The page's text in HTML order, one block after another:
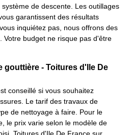
de descente. Les outillages
garantissent des résultats
inquiétez pas, nous offrons des
Votre budget ne risque pas d'être
gouttière - Toitures d'Ile De
conseillé si vous souhaitez
Le tarif des travaux de
de nettoyage à faire. Pour le
le prix varie selon le modèle de